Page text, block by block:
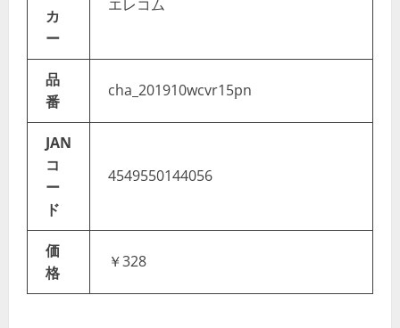
カ
ー
エレコム
品
番
cha_201910wcvr15pn
JAN
コ
ー
ド
4549550144056
価
格
￥328